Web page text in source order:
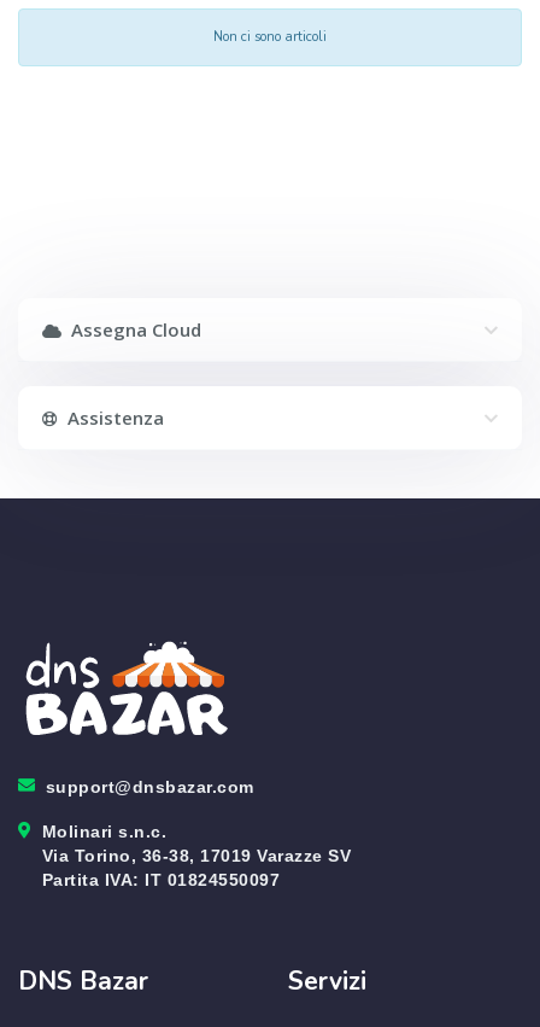
Non ci sono articoli
Assegna Cloud
Assistenza
support@dnsbazar.com
Molinari s.n.c.
Via Torino, 36-38, 17019 Varazze SV
Partita IVA: IT 01824550097
DNS Bazar Servizi